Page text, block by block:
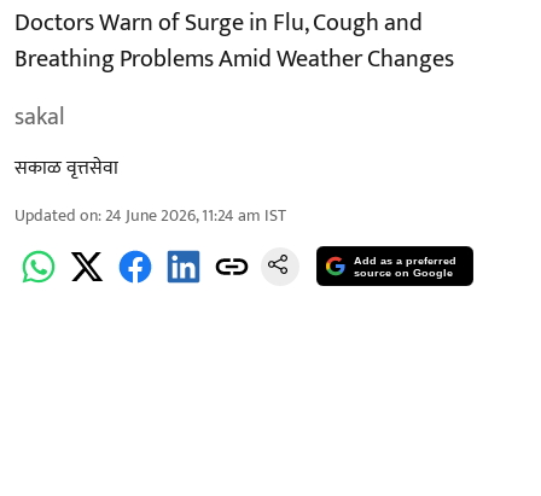
Doctors Warn of Surge in Flu, Cough and
Breathing Problems Amid Weather Changes
sakal
सकाळ वृत्तसेवा
Updated on:24 June 2026, 11:24 am IST
Add as a preferred
source on Google